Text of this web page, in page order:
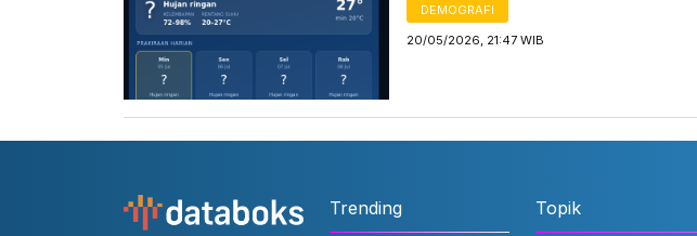
DEMOGRAFI
20/05/2026, 21:47 WIB
Trending Topik